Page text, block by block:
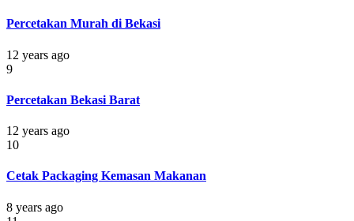
Percetakan Murah di Bekasi
12 years ago
9
Percetakan Bekasi Barat
12 years ago
10
Cetak Packaging Kemasan Makanan
8 years ago